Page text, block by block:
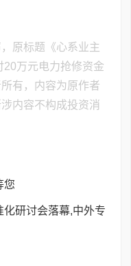
原标题《心系业主
20万元电力抢修资金
有，内容为原作者
内容不构成投资消
您
研讨会落幕,中外专